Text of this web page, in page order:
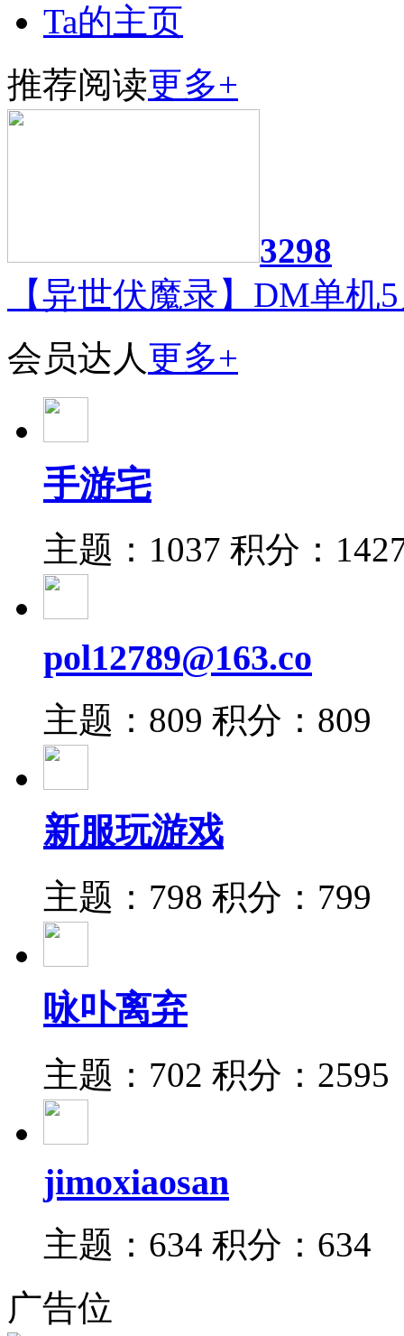
Ta的主页
推荐阅读更多+
3298
【异世伏魔录】DM单机
会员达人更多+
手游宅
主题：1037 积分：
pol12789@163.co
主题：809 积分：809
新服玩游戏
主题：798 积分：799
咏卟离弃
主题：702 积分：2595
jimoxiaosan
主题：634 积分：634
广告位